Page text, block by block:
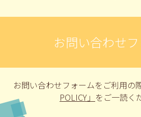
お問い合わせ
お問い合わせフォームをご利用の際
POLICY」 をご一読く